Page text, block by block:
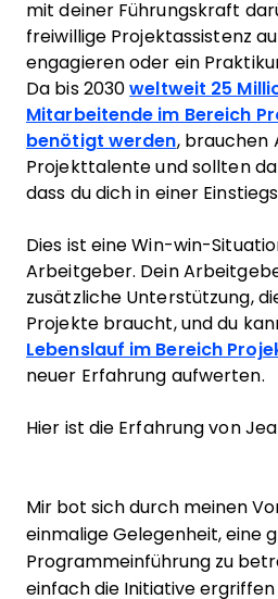
mit deiner Führungskraft
freiwillige Projektassistenz
engagieren oder ein
Da bis 2030weltweit 25
Mitarbeitende im Bereich
benötigt werden, brauchen
Projekttalente und sollten
dass du dich in einer
Dies ist eine Win-win-
Arbeitgeber. Dein
zusätzliche Unterstützung,
Projekte braucht, und du
Lebenslauf im Bereich
neuer Erfahrung aufwerten.
Hier ist die Erfahrung von
Mir bot sich durch meinen
einmalige Gelegenheit, eine
Programmeinführung zu
einfach die Initiative